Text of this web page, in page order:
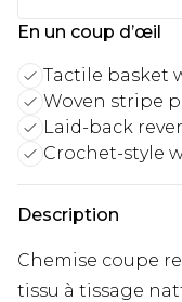
En un coup d’œil
Tactile basket
Woven stripe
Laid-back
Crochet-style
Description
Chemise coupe
tissu à tissage